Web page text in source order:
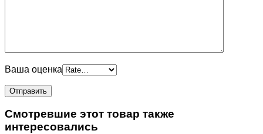
Ваша оценка
Смотревшие этот товар также
интересовались